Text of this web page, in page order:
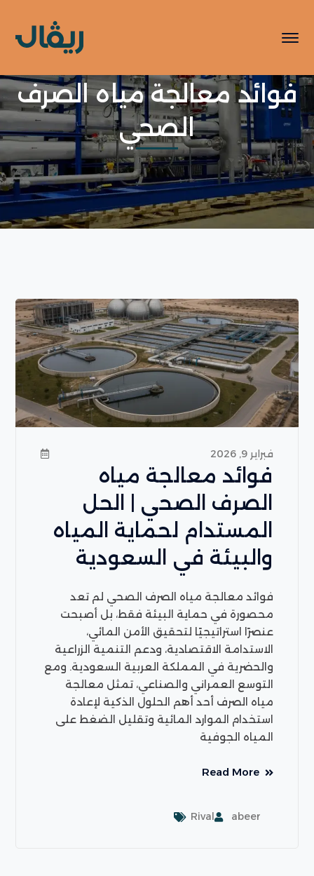
فوائد معالجة مياه الصرف
الصحي
فبراير 9, 2026
فوائد معالجة مياه
الصرف الصحي | الحل
المستدام لحماية المياه
والبيئة في السعودية
فوائد معالجة مياه الصرف الصحي لم تعد
محصورة في حماية البيئة فقط، بل أصبحت
عنصرًا استراتيجيًا لتحقيق الأمن المائي،
الاستدامة الاقتصادية، ودعم التنمية الزراعية
والحضرية في المملكة العربية السعودية. ومع
التوسع العمراني والصناعي، تمثل معالجة
مياه الصرف أحد أهم الحلول الذكية لإعادة
استخدام الموارد المائية وتقليل الضغط على
المياه الجوفية
Read More
abeer
Rival